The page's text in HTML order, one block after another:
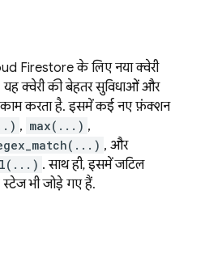
Firestoreके लिए नया क्वेरी
क्वेरी की बेहतर सुविधाओं और
करता है. इसमें कई नए फ़ंक्शन
, max(...) ,
, और
. साथ ही, इसमें जटिल
भी जोड़े गए हैं.